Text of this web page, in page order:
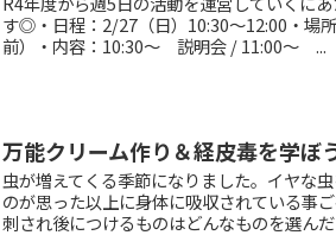
す◎・日程：2/27（日）10:30〜12:00・場
前）・内容：10:30〜 説明会 / 11:00〜 ...
万能クリーム作り＆経皮毒を学ぼ
虫が増えてくる季節になりました。イヤな
のが思った以上に身体に吸収されている事
刺され後につけるものはどんなものを選ん